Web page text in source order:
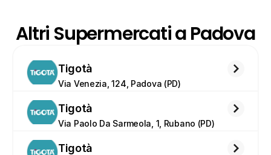
Altri Supermercati a Padova
Tigotà
Via Venezia, 124, Padova (PD)
Tigotà
Via Paolo Da Sarmeola, 1, Rubano (PD)
Tigotà